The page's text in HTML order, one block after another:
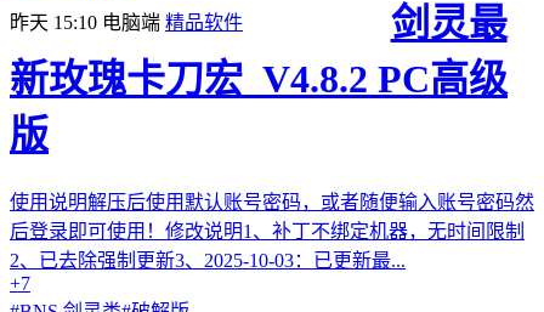
昨天 15:10 电脑端 精品软件
剑灵最
新玫瑰卡刀宏_V4.8.2 PC高级
版
使用说明解压后使用默认账号密码，或者随便输入账号密码然
后登录即可使用！修改说明1、补丁不绑定机器，无时间限制
2、已去除强制更新3、2025-10-03：已更新最...
+7